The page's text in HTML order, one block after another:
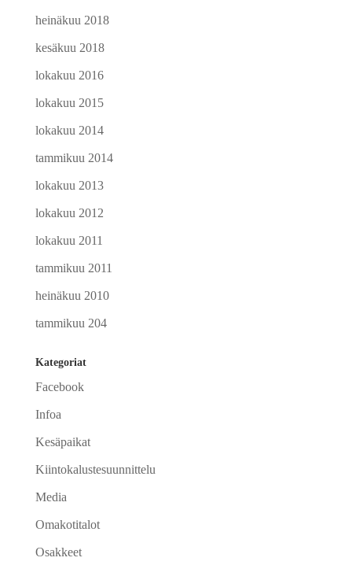
heinäkuu 2018
kesäkuu 2018
lokakuu 2016
lokakuu 2015
lokakuu 2014
tammikuu 2014
lokakuu 2013
lokakuu 2012
lokakuu 2011
tammikuu 2011
heinäkuu 2010
tammikuu 204
Kategoriat
Facebook
Infoa
Kesäpaikat
Kiintokalustesuunnittelu
Media
Omakotitalot
Osakkeet